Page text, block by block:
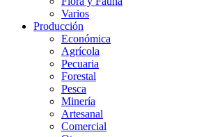
Varios
Producción
Económica
Agrícola
Pecuaria
Forestal
Pesca
Minería
Artesanal
Comercial